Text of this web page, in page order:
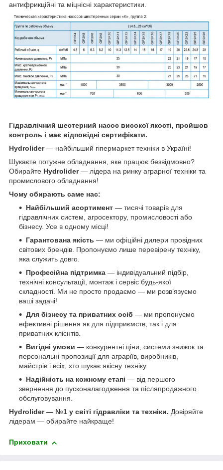
антифрикційні та міцнісні характеристики.
Гідравлічний шестерний насос високої якості, пройшов
контроль і має відповідні сертифікати.
Hydrolider— найбільший гіпермаркет техніки в Україні!
Шукаєте потужне обладнання, яке працює безвідмовно?
Обирайте Hydrolider— лідера на ринку аграрної техніки та
промислового обладнання!
Чому обирають саме нас:
Найбільший асортимент — тисячі товарів для
гідравлічних систем, агросектору, промисловості або
бізнесу. Усе в одному місці!
Гарантована якість — ми офіційні дилери провідних
світових брендів. Пропонуємо лише перевірену техніку,
яка служить довго.
Професійна підтримка — індивідуальний підбір,
технічні консультації, монтаж і сервіс будь-якої
складності. Ми не просто продаємо — ми розв’язуємо
ваші задачі!
Для бізнесу та приватних осіб — ми пропонуємо
ефективні рішення як для підприємств, так і для
приватних клієнтів.
Вигідні умови — конкурентні ціни, системи знижок та
персональні пропозиції для аграріїв, виробників,
майстрів і всіх, хто шукає якісну техніку.
Надійність на кожному етапі — від першого
звернення до пусконалагодження та післяпродажного
обслуговування.
Hydrolider — №1 у світі гідравліки та техніки. Довіряйте
лідерам — обирайте найкраще!
Приховати